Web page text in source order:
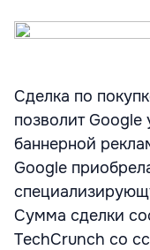
Сделка по
позволит Google
баннерной
Google
Сумма сделки
TechCrunch со